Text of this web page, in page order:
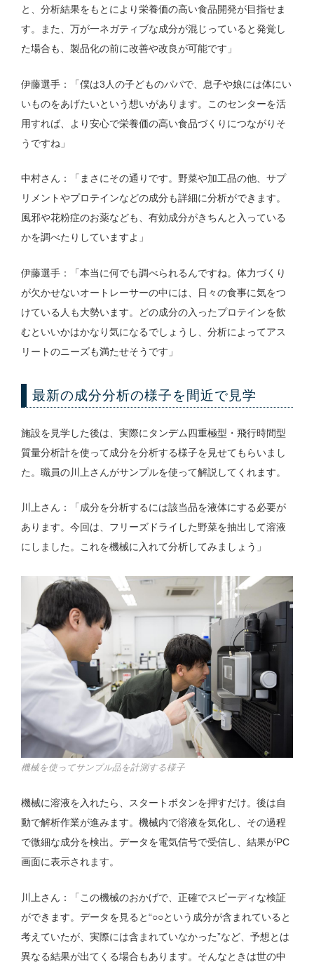
と、分析結果をもとにより栄養価の高い食品開発が目指せま
す。また、万が一ネガティブな成分が混じっていると発覚し
た場合も、製品化の前に改善や改良が可能です」
伊藤選手：「僕は3人の子どものパパで、息子や娘には体にい
いものをあげたいという想いがあります。このセンターを活
用すれば、より安心で栄養価の高い食品づくりにつながりそ
うですね」
中村さん：「まさにその通りです。野菜や加工品の他、サプ
リメントやプロテインなどの成分も詳細に分析ができます。
風邪や花粉症のお薬なども、有効成分がきちんと入っている
かを調べたりしていますよ」
伊藤選手：「本当に何でも調べられるんですね。体力づくり
が欠かせないオートレーサーの中には、日々の食事に気をつ
けている人も大勢います。どの成分の入ったプロテインを飲
むといいかはかなり気になるでしょうし、分析によってアス
リートのニーズも満たせそうです」
最新の成分分析の様子を間近で見学
施設を見学した後は、実際にタンデム四重極型・飛行時間型
質量分析計を使って成分を分析する様子を見せてもらいまし
た。職員の川上さんがサンプルを使って解説してくれます。
川上さん：「成分を分析するには該当品を液体にする必要が
あります。今回は、フリーズドライした野菜を抽出して溶液
にしました。これを機械に入れて分析してみましょう」
機械を使ってサンプル品を計測する様子
機械に溶液を入れたら、スタートボタンを押すだけ。後は自
動で解析作業が進みます。機械内で溶液を気化し、その過程
で微細な成分を検出。データを電気信号で受信し、結果がPC
画面に表示されます。
川上さん：「この機械のおかげで、正確でスピーディな検証
ができます。データを見ると“○○という成分が含まれていると
考えていたが、実際には含まれていなかった”など、予想とは
異なる結果が出てくる場合もあります。そんなときは世の中